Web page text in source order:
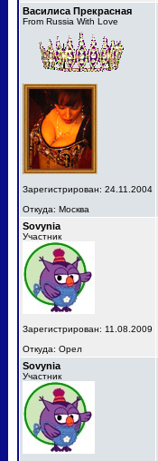
Василиса Прекрасная
From Russia With Love
Зарегистрирован: 24.11.2004
Откуда: Москва
Sovynia
Участник
Зарегистрирован: 11.08.2009
Откуда: Орел
Sovynia
Участник